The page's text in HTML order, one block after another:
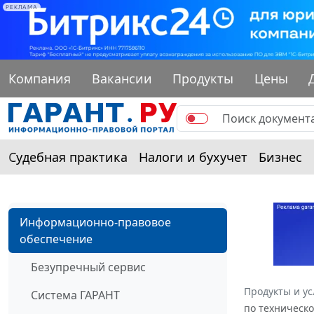
РЕКЛАМА
Компания Вакансии Продукты Цены
Судебная практика Налоги и бухучет Бизнес
Информационно-правовое
обеспечение
Безупречный сервис
Система ГАРАНТ
Продукты и
по